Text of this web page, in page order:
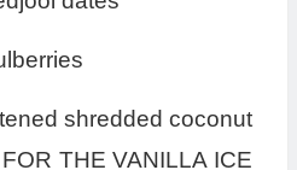
shredded coconut
THE VANILLA ICE